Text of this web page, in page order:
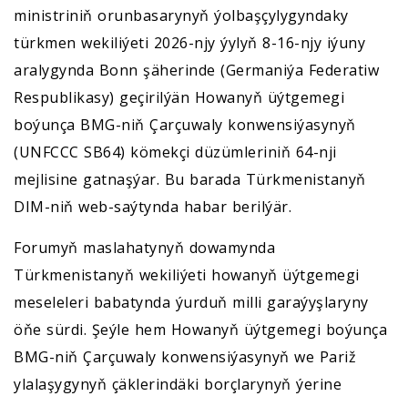
ministriniň orunbasarynyň ýolbaşçylygyndaky
türkmen wekiliýeti 2026-njy ýylyň 8-16-njy iýuny
aralygynda Bonn şäherinde (Germaniýa Federatiw
Respublikasy) geçirilýän Howanyň üýtgemegi
boýunça BMG-niň Çarçuwaly konwensiýasynyň
(UNFCCC SB64) kömekçi düzümleriniň 64-nji
mejlisine gatnaşýar. Bu barada Türkmenistanyň
DIM-niň web-saýtynda habar berilýär.
Forumyň maslahatynyň dowamynda
Türkmenistanyň wekiliýeti howanyň üýtgemegi
meseleleri babatynda ýurduň milli garaýyşlaryny
öňe sürdi. Şeýle hem Howanyň üýtgemegi boýunça
BMG-niň Çarçuwaly konwensiýasynyň we Pariž
ylalaşygynyň çäklerindäki borçlarynyň ýerine